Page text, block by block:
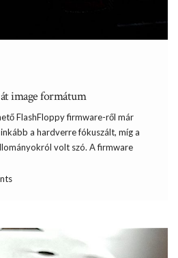
image formátum
FlashFloppy firmware-ről már
a hardverre fókuszált, míg a
volt szó. A firmware
tűnt kísérletezni egy kicsit. […]